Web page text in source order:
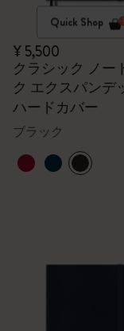
Quick Shop
¥ 5,500
クラシック ノー
ク エクスパンデ
ハードカバー
ブラック